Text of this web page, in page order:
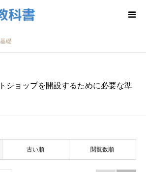
礎
ショップを開設するために必要な準
古い順 閲覧数順